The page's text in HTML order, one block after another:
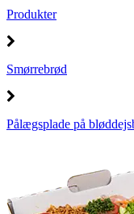
Produkter
Smørrebrød
Pålægsplade på